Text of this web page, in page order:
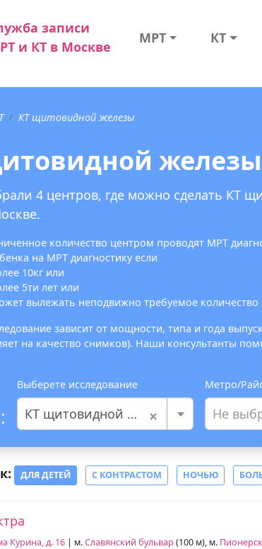
записи
и КТ в Москве
МРТ КТ
КТ щитовидной железы
4 центров, где можно сделать КТ
количество центром проводят МРТ
на МРТ диагностику если
10кг или
5ти лет или
вылежать неподвижно требуемое количество
зависит от мощности, типа и года
на качество снимков). Наши консультанты
Выберете исследование
×
КТ щитовидной железы
Метро/
Не
ДЛЯ ДЕТЕЙ С КОНТРАСТОМ НОЧЬЮ
Курина, д. 16 | м.Славянский бульвар (100 м), м.